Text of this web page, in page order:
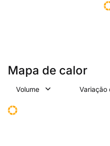
Mapa de calor
Volume Variação